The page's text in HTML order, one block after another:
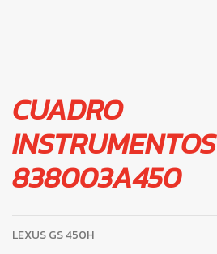
CUADRO
INSTRUMENTOS
838003A450
LEXUS GS 450H